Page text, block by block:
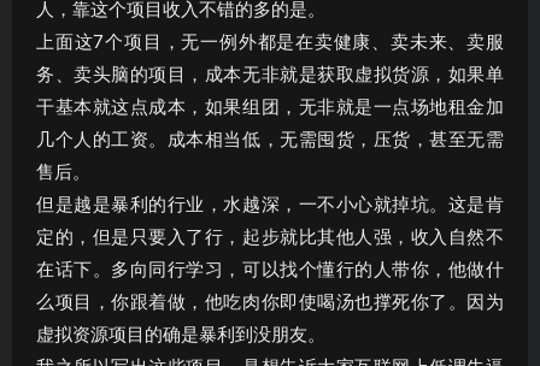
人，靠这个项目收入不错的多的是。
上面这7个项目，无一例外都是在卖健康、卖未来、卖服
务、卖头脑的项目，成本无非就是获取虚拟货源，如果单
干基本就这点成本，如果组团，无非就是一点场地租金加
几个人的工资。成本相当低，无需囤货，压货，甚至无需
售后。
但是越是暴利的行业，水越深，一不小心就掉坑。这是肯
定的，但是只要入了行，起步就比其他人强，收入自然不
在话下。多向同行学习，可以找个懂行的人带你，他做什
么项目，你跟着做，他吃肉你即使喝汤也撑死你了。因为
虚拟资源项目的确是暴利到没朋友。